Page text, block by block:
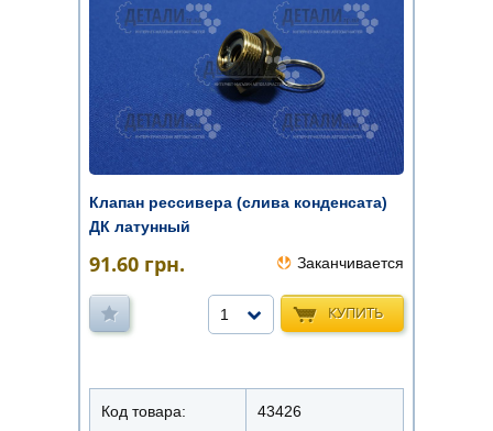
Клапан рессивера (слива конденсата)
ДК латунный
91.60 грн. Заканчивается
КУПИТЬ
1
Код товара: 43426